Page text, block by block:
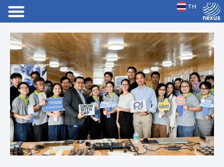
TH
JP